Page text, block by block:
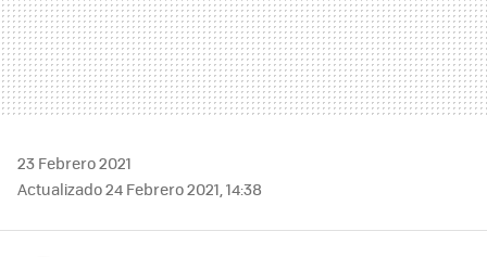
23 Febrero 2021
Actualizado 24 Febrero 2021, 14:38